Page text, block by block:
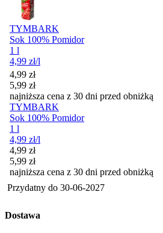
TYMBARK
Sok 100% Pomidor
1 l
4,99 zł/l
Cena promocyjna
4,99 zł
5,99 zł
najniższa cena z 30 dni przed obniżką
TYMBARK
Sok 100% Pomidor
1 l
4,99 zł/l
Cena promocyjna
4,99 zł
5,99 zł
najniższa cena z 30 dni przed obniżką
Przydatny do 30-06-2027
Dostawa